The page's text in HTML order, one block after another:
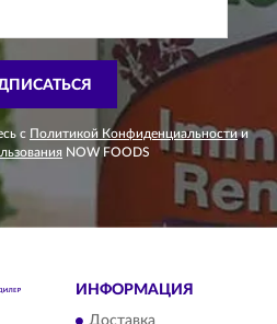
с Политикой Конфиденциальности и
NOW FOODS
ИНФОРМАЦИЯ